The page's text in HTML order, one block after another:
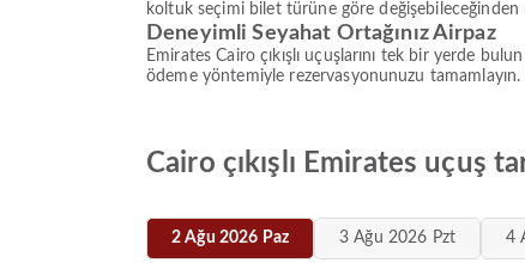
koltuk seçimi bilet türüne göre değişebileceğinden
Deneyimli Seyahat Ortağınız Airpaz
Emirates Cairo çıkışlı uçuşlarını tek bir yerde
ödeme yöntemiyle rezervasyonunuzu
Cairo çıkışlı Emirates uçuş
2 Ağu 2026 Paz 3 Ağu 2026 Pzt 4